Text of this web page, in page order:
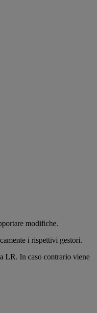
modifiche.
i rispettivi gestori.
LR. In caso contrario viene